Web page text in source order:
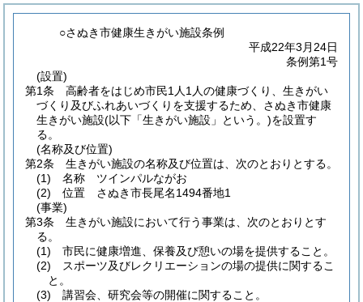
○さぬき市健康生きがい施設条例
平成22年3月24日
条例第1号
(設置)
第1条
高齢者をはじめ市民1人1人の健康づくり、生きがい
づくり及びふれあいづくりを支援するため、さぬき市健康
生きがい施設(以下「生きがい施設」という。)を設置す
る。
(名称及び位置)
第2条
生きがい施設の名称及び位置は、次のとおりとする。
(1)
名称 ツインパルながお
(2)
位置 さぬき市長尾名1494番地1
(事業)
第3条
生きがい施設において行う事業は、次のとおりとす
る。
(1)
市民に健康増進、保養及び憩いの場を提供すること。
(2)
スポーツ及びレクリエーションの場の提供に関するこ
と。
(3)
講習会、研究会等の開催に関すること。